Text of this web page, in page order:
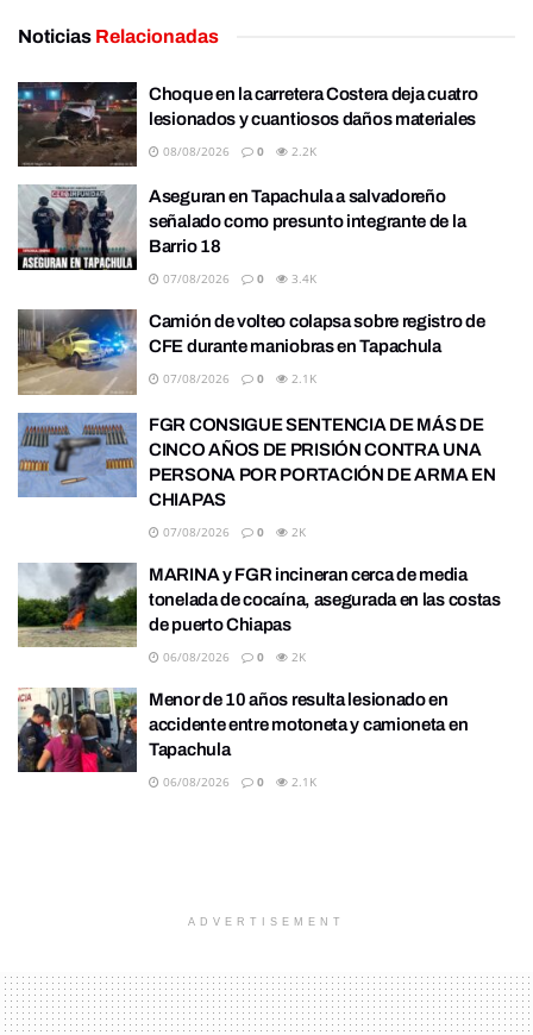
Noticias Relacionadas
Choque en la carretera Costera deja cuatro
lesionados y cuantiosos daños materiales
08/08/2026 0 2.2K
Aseguran en Tapachula a salvadoreño
señalado como presunto integrante de la
Barrio 18
07/08/2026 0 3.4K
Camión de volteo colapsa sobre registro de
CFE durante maniobras en Tapachula
07/08/2026 0 2.1K
FGR CONSIGUE SENTENCIA DE MÁS DE
CINCO AÑOS DE PRISIÓN CONTRA UNA
PERSONA POR PORTACIÓN DE ARMA EN
CHIAPAS
07/08/2026 0 2K
MARINA y FGR incineran cerca de media
tonelada de cocaína, asegurada en las costas
de puerto Chiapas
06/08/2026 0 2K
Menor de 10 años resulta lesionado en
accidente entre motoneta y camioneta en
Tapachula
06/08/2026 0 2.1K
ADVERTISEMENT